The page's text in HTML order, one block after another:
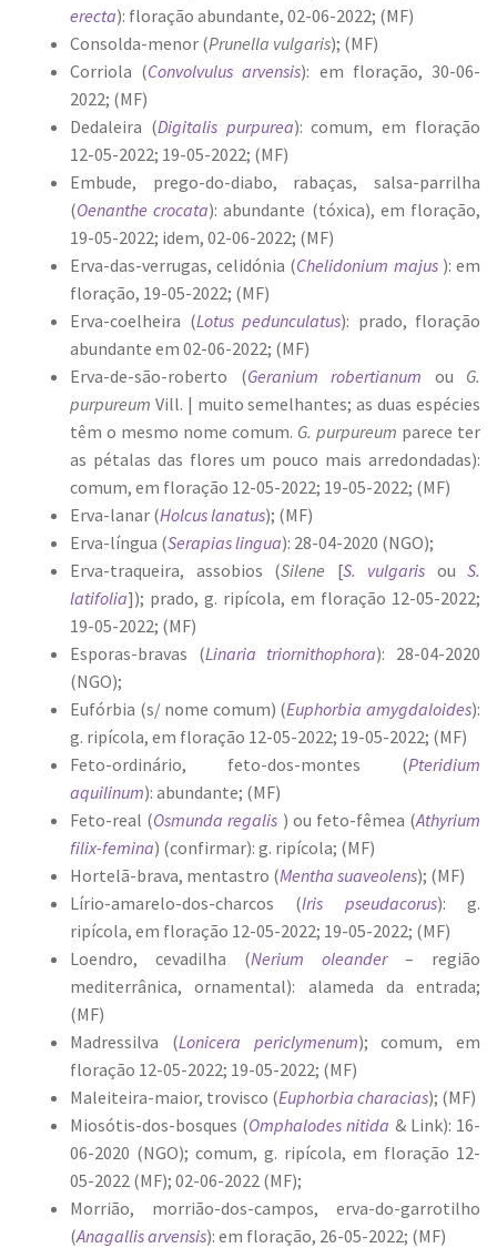
erecta): floração abundante, 02-06-2022; (MF)
Consolda-menor (Prunella vulgaris); (MF)
Corriola (Convolvulus arvensis): em floração, 30-06-
2022; (MF)
Dedaleira (Digitalis purpurea): comum, em floração
12-05-2022; 19-05-2022; (MF)
Embude, prego-do-diabo, rabaças, salsa-parrilha
(Oenanthe crocata): abundante (tóxica), em floração,
19-05-2022; idem, 02-06-2022; (MF)
Erva-das-verrugas, celidónia (Chelidonium majus ): em
floração, 19-05-2022; (MF)
Erva-coelheira (Lotus pedunculatus): prado, floração
abundante em 02-06-2022; (MF)
Erva-de-são-roberto (Geranium robertianum ou G.
purpureum Vill. | muito semelhantes; as duas espécies
têm o mesmo nome comum. G. purpureum parece ter
as pétalas das flores um pouco mais arredondadas):
comum, em floração 12-05-2022; 19-05-2022; (MF)
Erva-lanar (Holcus lanatus); (MF)
Erva-língua (Serapias lingua): 28-04-2020 (NGO);
Erva-traqueira, assobios (Silene [S. vulgaris ou S.
latifolia]); prado, g. ripícola, em floração 12-05-2022;
19-05-2022; (MF)
Esporas-bravas (Linaria triornithophora): 28-04-2020
(NGO);
Eufórbia (s/ nome comum) (Euphorbia amygdaloides):
g. ripícola, em floração 12-05-2022; 19-05-2022; (MF)
Feto-ordinário, feto-dos-montes (Pteridium
aquilinum): abundante; (MF)
Feto-real (Osmunda regalis ) ou feto-fêmea (Athyrium
filix-femina) (confirmar): g. ripícola; (MF)
Hortelã-brava, mentastro (Mentha suaveolens); (MF)
Lírio-amarelo-dos-charcos (Iris pseudacorus): g.
ripícola, em floração 12-05-2022; 19-05-2022; (MF)
Loendro, cevadilha (Nerium oleander– região
mediterrânica, ornamental): alameda da entrada;
(MF)
Madressilva (Lonicera periclymenum); comum, em
floração 12-05-2022; 19-05-2022; (MF)
Maleiteira-maior, trovisco (Euphorbia characias); (MF)
Miosótis-dos-bosques (Omphalodes nitida & Link): 16-
06-2020 (NGO); comum, g. ripícola, em floração 12-
05-2022 (MF); 02-06-2022 (MF);
Morrião, morrião-dos-campos, erva-do-garrotilho
(Anagallis arvensis): em floração, 26-05-2022; (MF)